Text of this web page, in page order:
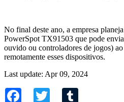
No final deste ano, a empresa
PowerSpot TX91503 que pode
ouvido ou controladores de jogos)
remotamente esses dispositivos.
Last update: Apr 09, 2024
Facebook Twitter